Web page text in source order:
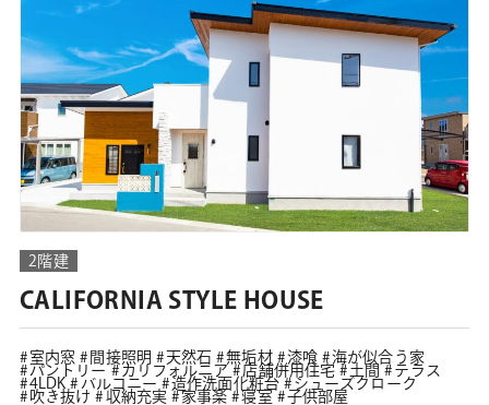
2階建
CALIFORNIA STYLE HOUSE
室内窓 間接照明 天然石 無垢材 漆喰
海が似合う家
パントリー
カリフォルニア 店舗併用住宅 土間
テラス
4LDK
バルコニー 造作洗面化粧台
シューズクローク
吹き抜け
収納充実 家事楽 寝室 子供部屋